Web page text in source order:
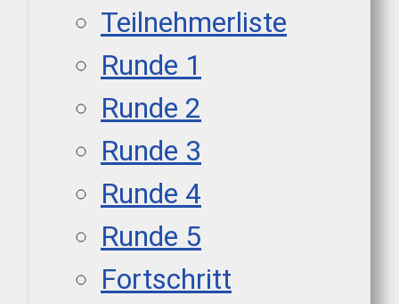
Teilnehmerliste
Runde 1
Runde 2
Runde 3
Runde 4
Runde 5
Fortschritt